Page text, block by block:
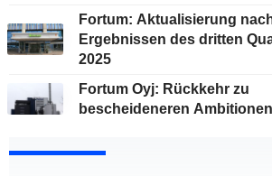
Fortum: Aktualisierung
Ergebnissen des dritten
2025
Fortum Oyj: Rückkehr zu
bescheideneren Ambitionen